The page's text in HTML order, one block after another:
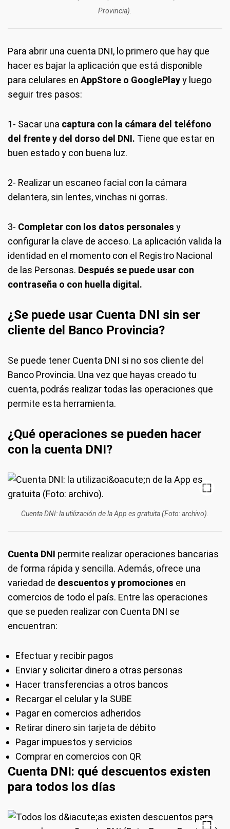
Provincia).
Para abrir una cuenta DNI, lo primero que hay que
hacer es bajar la aplicación que está disponible
para celulares en AppStore o GooglePlayy luego
seguir tres pasos:
1- Sacar una captura con la cámara del teléfono
del frente y del dorso del DNI. Tiene que estar en
buen estado y con buena luz.
2- Realizar un escaneo facial con la cámara
delantera, sin lentes, vinchas ni gorras.
3- Completar con los datos personales y
configurar la clave de acceso. La aplicación valida la
identidad en el momento con el Registro Nacional
de las Personas. Después se puede usar con
contraseña o con huella digital.
¿Se puede usar Cuenta DNI sin ser
cliente del Banco Provincia?
Se puede tener Cuenta DNI si no sos cliente del
Banco Provincia. Una vez que hayas creado tu
cuenta, podrás realizar todas las operaciones que
permite esta herramienta.
¿Qué operaciones se pueden hacer
con la cuenta DNI?
Cuenta DNI: la utilización de la App es gratuita (Foto: archivo).
Cuenta DNI permite realizar operaciones bancarias
de forma rápida y sencilla. Además, ofrece una
variedad de descuentos y promociones en
comercios de todo el país. Entre las operaciones
que se pueden realizar con Cuenta DNI se
encuentran:
Efectuar y recibir pagos
Enviar y solicitar dinero a otras personas
Hacer transferencias a otros bancos
Recargar el celular y la SUBE
Pagar en comercios adheridos
Retirar dinero sin tarjeta de débito
Pagar impuestos y servicios
Comprar en comercios con QR
Cuenta DNI: qué descuentos existen
para todos los días